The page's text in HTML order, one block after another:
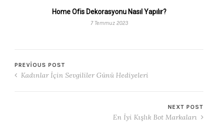
Home Ofis Dekorasyonu Nasıl Yapılır?
7 Temmuz 2023
PREVIOUS POST
Kadınlar İçin Sevgililer Günü Hediyeleri
NEXT POST
En İyi Kışlık Bot Markaları